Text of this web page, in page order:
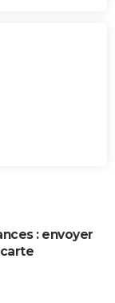
: envoyer